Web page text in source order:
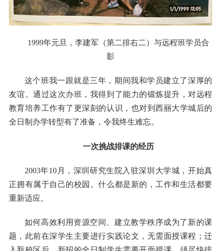
1999年元旦，李建军（第二排右二）与远程班学员合
影
这个班我一跟就是三年，期间我和学员建立了深厚的
友谊。通过这次办班，我得到了能力的锻炼提升，对远程
教育培养工作有了更深刻的认识，也对到西丽大学城后的
全日制办学转型有了准备，令我终生难忘。
一次挑战排课的经历
2003年10月，深圳研究生院入驻深圳大学城，开始真
正拥有属于自己的校园。什么都是新的，工作和生活都要
重新适应。
如何高效利用资源空间、建立教学秩序成为了新的课
题，此前在深学生主要进行实践论文，无需面授课程；迁